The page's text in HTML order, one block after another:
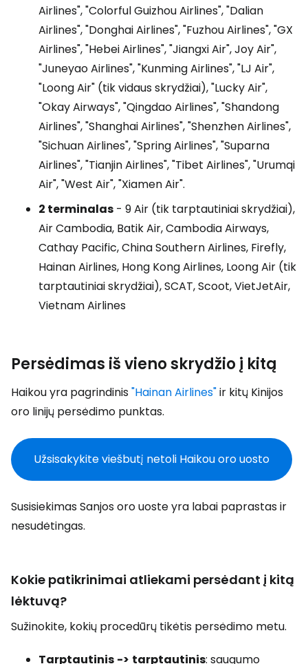
Airlines", "Colorful Guizhou Airlines", "Dalian
Airlines", "Donghai Airlines", "Fuzhou Airlines", "GX
Airlines", "Hebei Airlines", "Jiangxi Air", Joy Air",
"Juneyao Airlines", "Kunming Airlines", "LJ Air",
"Loong Air" (tik vidaus skrydžiai), "Lucky Air",
"Okay Airways", "Qingdao Airlines", "Shandong
Airlines", "Shanghai Airlines", "Shenzhen Airlines",
"Sichuan Airlines", "Spring Airlines", "Suparna
Airlines", "Tianjin Airlines", "Tibet Airlines", "Urumqi
Air", "West Air", "Xiamen Air".
2 terminalas - 9 Air (tik tarptautiniai skrydžiai),
Air Cambodia, Batik Air, Cambodia Airways,
Cathay Pacific, China Southern Airlines, Firefly,
Hainan Airlines, Hong Kong Airlines, Loong Air (tik
tarptautiniai skrydžiai), SCAT, Scoot, VietJetAir,
Vietnam Airlines
Persėdimas iš vieno skrydžio į kitą
Haikou yra pagrindinis"Hainan Airlines"ir kitų Kinijos
oro linijų persėdimo punktas.
Užsisakykite viešbutį netoli Haikou oro uosto
Susisiekimas Sanjos oro uoste yra labai paprastas ir
nesudėtingas.
Kokie patikrinimai atliekami persėdant į kitą
lėktuvą?
Sužinokite, kokių procedūrų tikėtis persėdimo metu.
Tarptautinis -> tarptautinis: saugumo